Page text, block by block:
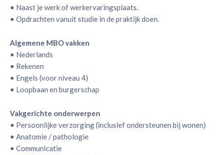
• Naast je werk of werkervaringsplaats.
• Opdrachten vanuit studie in de praktijk doen.
Algemene MBO vakken
• Nederlands
• Rekenen
• Engels (voor niveau 4)
• Loopbaan en burgerschap
Vakgerichte onderwerpen
• Persoonlijke verzorging (inclusief ondersteunen bij wonen)
• Anatomie / pathologie
• Communicatie